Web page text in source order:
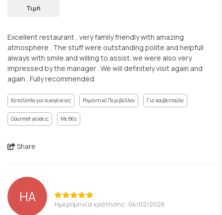
Τιμή
Excellent restaurant , very family friendly with amazing
atmosphere . The stuff were outstanding polite and helpfull
always with smile and willing to assist. we were also very
impressed by the manager . We will definitely visit again and
again . Fully recommended.
Κατάλληλο για οικογένειες Ρομαντικό Περιβάλλον Για κουβεντούλα
Gourmet γεύσεις Με θέα
Share
HA Ημερομηνία κράτησης: 04/02/2026